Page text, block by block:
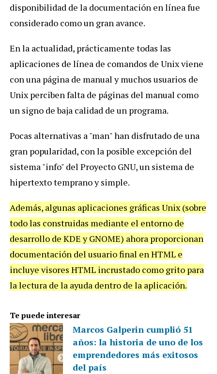
disponibilidad de la documentación en línea fue
considerado como un gran avance.
En la actualidad, prácticamente todas las
aplicaciones de línea de comandos de Unix viene
con una página de manual y muchos usuarios de
Unix perciben falta de páginas del manual como
un signo de baja calidad de un programa.
Pocas alternativas a "man" han disfrutado de una
gran popularidad, con la posible excepción del
sistema "info" del Proyecto GNU, un sistema de
hipertexto temprano y simple.
Además, algunas aplicaciones gráficas Unix (sobre
todo las construidas mediante el entorno de
desarrollo de KDE y GNOME) ahora proporcionan
documentación del usuario final en HTML e
incluye visores HTML incrustado como grito para
la lectura de la ayuda dentro de la aplicación.
Te puede interesar
Marcos Galperin cumplió 51
años: la historia de uno de los
emprendedores más exitosos
del país